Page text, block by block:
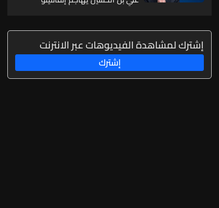
إشترك لمشاهدة الفيديوهات عبر الانترنت
إشترك